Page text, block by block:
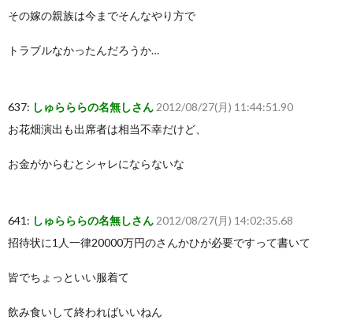
その嫁の親族は今までそんなやり方で
トラブルなかったんだろうか…
637: しゅらららの名無しさん 2012/08/27(月) 11:44:51.90
お花畑演出も出席者は相当不幸だけど、
お金がからむとシャレにならないな
641: しゅらららの名無しさん 2012/08/27(月) 14:02:35.68
招待状に1人一律20000万円のさんかひが必要ですって書いて
皆でちょっといい服着て
飲み食いして終わればいいねん